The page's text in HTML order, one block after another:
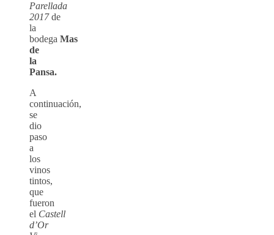
Parellada
2017de
la
bodega Mas
de
la
Pansa.
A
continuación,
se
dio
paso
a
los
vinos
tintos,
que
fueron
el Castell
d’Or